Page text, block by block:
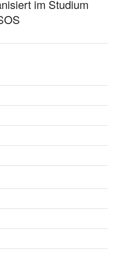
im Studium